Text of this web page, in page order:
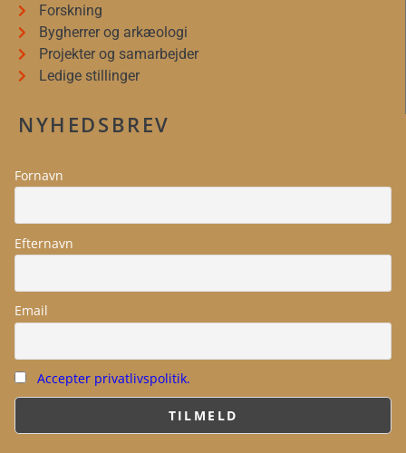
Forskning
Bygherrer og arkæologi
Projekter og samarbejder
Ledige stillinger
NYHEDSBREV
Fornavn
Efternavn
Email
Accepter privatlivspolitik.